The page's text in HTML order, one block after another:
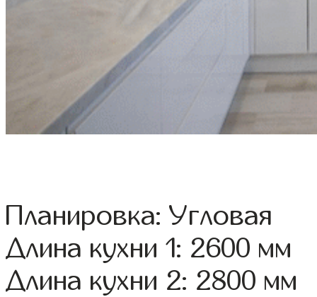
Планировка: Угловая
Длина кухни 1: 2600 мм
Длина кухни 2: 2800 мм